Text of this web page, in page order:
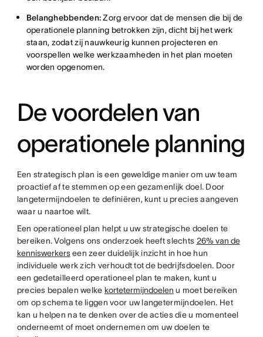
Belanghebbenden:Zorg ervoor dat de mensen die bij de
operationele planning betrokken zijn, dicht bij het werk
staan, zodat zij nauwkeurig kunnen projecteren en
voorspellen welke werkzaamheden in het plan moeten
worden opgenomen.
De voordelen van
operationele planning
Een strategisch plan is een geweldige manier om uw team
proactief af te stemmen op een gezamenlijk doel. Door
langetermijndoelen te definiëren, kunt u precies aangeven
waar u naartoe wilt.
Een operationeel plan helpt u uw strategische doelen te
bereiken. Volgens ons onderzoek heeft slechts 26% van de
kenniswerkerseen zeer duidelijk inzicht in hoe hun
individuele werk zich verhoudt tot de bedrijfsdoelen. Door
een gedetailleerd operationeel plan te maken, kunt u
precies bepalen welke kortetermijndoelen u moet bereiken
om op schema te liggen voor uw langetermijndoelen. Het
kan u helpen na te denken over de acties die u momenteel
onderneemt of moet ondernemen om uw doelen te